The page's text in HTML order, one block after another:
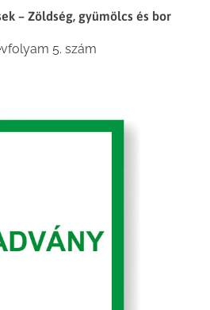
– Zöldség, gyümölcs és bor
5. szám